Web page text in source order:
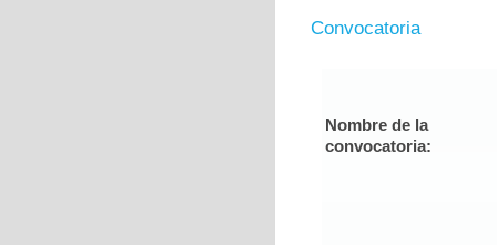
Convocatoria
Nombre de la
convocatoria: